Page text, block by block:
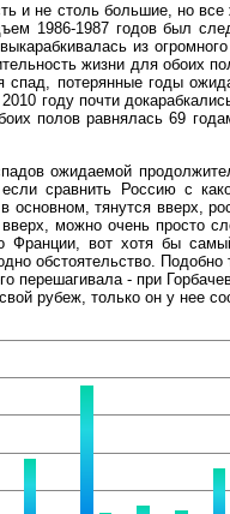
и не столь большие, но
1986-1987 годов был
из
жизни для обоих
спад, потерянные годы
году почти
полов равнялась 69
ожидаемой
если сравнить Россию с
основном, тянутся вверх,
можно очень просто
вот хотя бы
обстоятельство.
перешагивала - при
рубеж, только он у нее